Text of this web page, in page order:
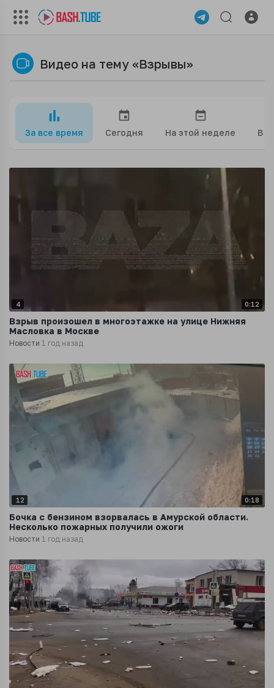
Видео на тему «Взрывы»
За все время Сегодня На этой неделе В
4 0:12
Взрыв произошел в многоэтажке на улице Нижняя
Масловка в Москве
Новости 1 год назад
12 0:18
Бочка с бензином взорвалась в Амурской области.
Несколько пожарных получили ожоги
Новости 1 год назад